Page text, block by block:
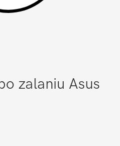
zalaniu Asus